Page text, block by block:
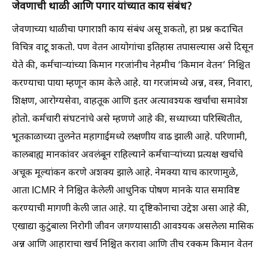
जेवणाची थाळी आणि पगार यांच्यात काय संबंध?
जेवणाच्या थाळीचा पगाराशी काय संबंध असू शकतो, हा प्रश्न कदाचित
विचित्र वाटू शकतो. पण वेतन आयोगांचा इतिहास तपासल्यास असे दिसून
येते की, कर्मचाऱ्यांच्या किमान गरजांनीच नेहमीच ‘किमान वेतन’ निश्चित
करण्याचा पाया म्हणून काम केले आहे. या गरजांमध्ये अन्न, वस्त्र, निवारा,
शिक्षण, आरोग्यसेवा, वाहतूक आणि इतर अत्यावश्यक खर्चांचा समावेश
होतो. कर्मचारी संघटनांचे असे म्हणणे आहे की, सध्याच्या परिस्थितीत,
भूतकाळाच्या तुलनेत महागाईमध्ये लक्षणीय वाढ झाली आहे. परिणामी,
कालबाह्य मानकांवर अवलंबून राहिल्याने कर्मचाऱ्यांच्या प्रत्यक्ष खर्चाचे
अचूक मूल्यांकन करणे अशक्य झाले आहे. नेमक्या याच कारणामुळे,
आता ICMR ने निश्चित केलेली आधुनिक पोषण मानके यात समाविष्ट
करण्याची मागणी केली जात आहे. या दृष्टिकोनाचा उद्देश असा आहे की,
एखाद्या कुटुंबाला निरोगी जीवन जगण्यासाठी आवश्यक असलेला मासिक
अन्न आणि आहाराचा खर्च निश्चित करावा आणि तीच रक्कम किमान वेतन